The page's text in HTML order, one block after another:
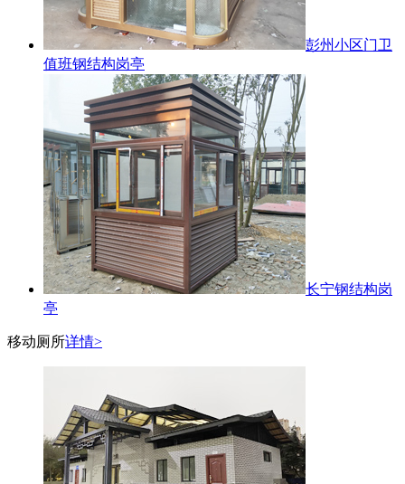
彭州小区门卫
值班钢结构岗亭
长宁钢结构岗
亭
移动厕所详情>